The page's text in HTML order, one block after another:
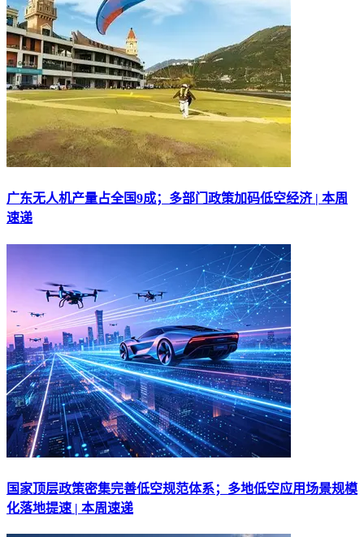
广东无人机产量占全国9成；多部门政策加码低空经济 | 本周
速递
国家顶层政策密集完善低空规范体系；多地低空应用场景规模
化落地提速 | 本周速递